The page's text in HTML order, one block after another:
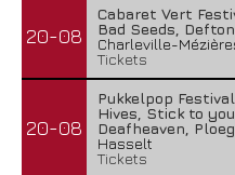
20-08
Cabaret Vert
Bad Seeds,
Charleville-
Tickets
20-08
Pukkelpop
Hives, Stick to
Deafheaven,
Hasselt
Tickets